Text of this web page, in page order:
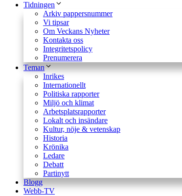
Tidningen
Arkiv pappersnummer
Vi tipsar
Om Veckans Nyheter
Kontakta oss
Integritetspolicy
Prenumerera
Teman
Inrikes
Internationellt
Politiska rapporter
Miljö och klimat
Arbetsplatsrapporter
Lokalt och insändare
Kultur, nöje & vetenskap
Historia
Krönika
Ledare
Debatt
Partinytt
Blogg
Webb-TV